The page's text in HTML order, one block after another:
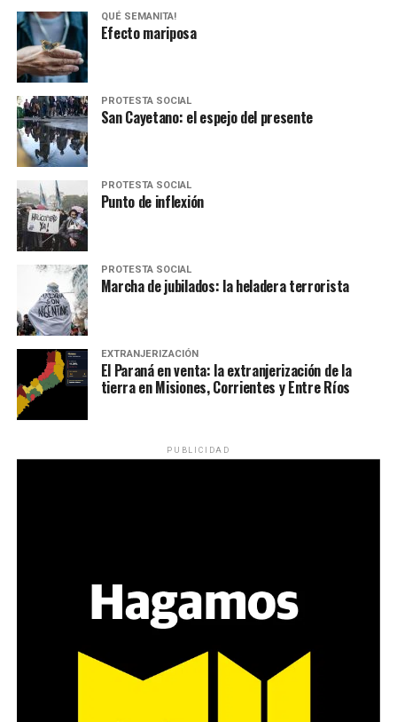
QUÉ SEMANITA!
Efecto mariposa
PROTESTA SOCIAL
San Cayetano: el espejo del presente
PROTESTA SOCIAL
Punto de inflexión
PROTESTA SOCIAL
Marcha de jubilados: la heladera terrorista
EXTRANJERIZACIÓN
El Paraná en venta: la extranjerización de la
tierra en Misiones, Corrientes y Entre Ríos
PUBLICIDAD